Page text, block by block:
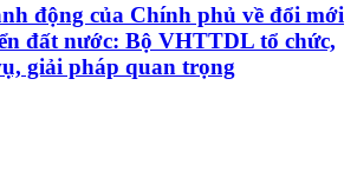
động của Chính phủ về đổi mới
đất nước: Bộ VHTTDL tổ chức,
giải pháp quan trọng